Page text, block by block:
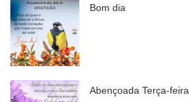
Bom dia
Abençoada Terça-feira